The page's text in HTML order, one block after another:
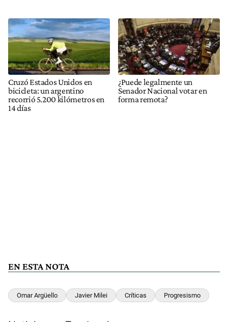
Cruzó Estados Unidos en
bicicleta: un argentino
recorrió 5.200 kilómetros en
14 días
¿Puede legalmente un
Senador Nacional votar en
forma remota?
EN ESTA NOTA
Omar Argüello Javier Milei Críticas Progresismo